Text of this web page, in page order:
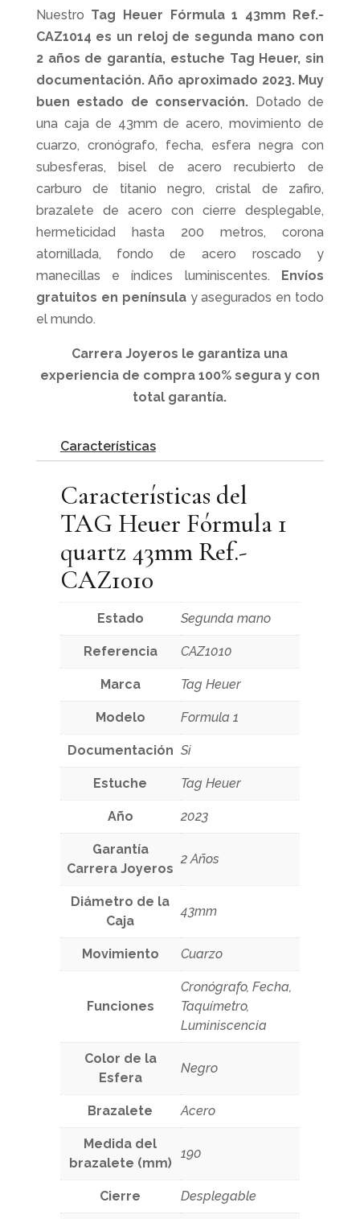
Nuestro Tag Heuer Fórmula 1 43mm Ref.-
CAZ1014 es un reloj de segunda mano con
2 años de garantía, estuche Tag Heuer, sin
documentación. Año aproximado 2023. Muy
buen estado de conservación. Dotado de
una caja de 43mm de acero, movimiento de
cuarzo, cronógrafo, fecha, esfera negra con
subesferas, bisel de acero recubierto de
carburo de titanio negro, cristal de zafiro,
brazalete de acero con cierre desplegable,
hermeticidad hasta 200 metros, corona
atornillada, fondo de acero roscado y
manecillas e índices luminiscentes. Envíos
gratuitos en penínsulay asegurados en todo
el mundo.
Carrera Joyeros le garantiza una
experiencia de compra 100% segura y con
total garantía.
Características
Características del
TAG Heuer Fórmula 1
quartz 43mm Ref.-
CAZ1010
Estado Segunda mano
Referencia CAZ1010
Marca Tag Heuer
Modelo Formula 1
Documentación Si
Estuche Tag Heuer
Año 2023
Garantía
Carrera Joyeros
2 Años
Diámetro de la
Caja
43mm
Movimiento Cuarzo
Funciones
Cronógrafo, Fecha,
Taquímetro,
Luminiscencia
Color de la
Esfera
Negro
Brazalete Acero
Medida del
brazalete (mm)
190
Cierre Desplegable